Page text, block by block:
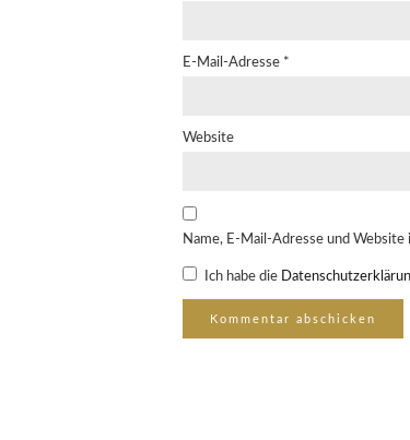
E-Mail-Adresse *
Website
Name, E-Mail-Adresse und
Ich habe die